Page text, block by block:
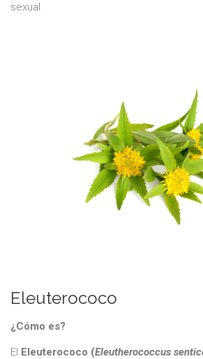
sexual.
Eleuterococo
¿Cómo es?
El Eleuterococo (Eleutherococcus